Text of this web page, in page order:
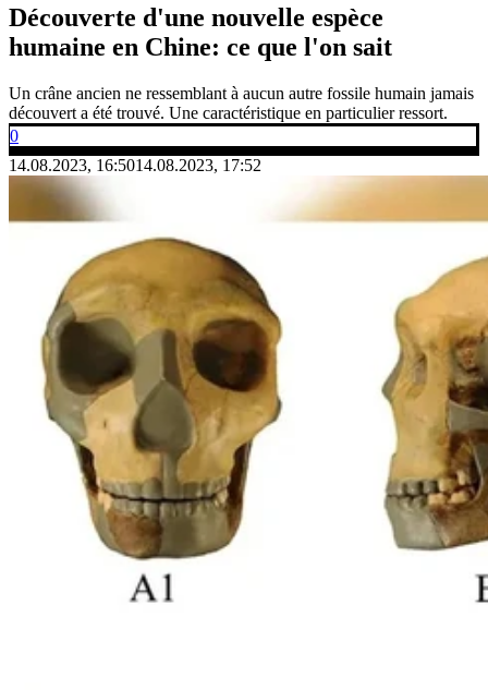
Découverte d'une nouvelle espèce
humaine en Chine: ce que l'on sait
Un crâne ancien ne ressemblant à aucun autre fossile humain jamais
découvert a été trouvé. Une caractéristique en particulier ressort.
0
14.08.2023, 16:5014.08.2023, 17:52